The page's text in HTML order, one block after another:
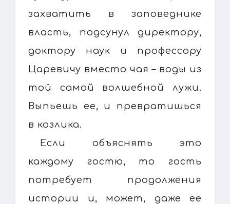
захватить в заповеднике
власть, подсунул директору,
доктору наук и профессору
Царевичу вместо чая – воды из
той самой волшебной лужи.
Выпьешь ее, и превратишься
в козлика.
Если объяснять это
каждому гостю, то гость
потребует продолжения
истории и, может, даже ее